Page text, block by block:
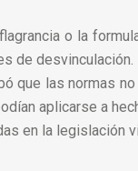
o la
de desvinculación.
que las normas no
aplicarse a
en la legislación